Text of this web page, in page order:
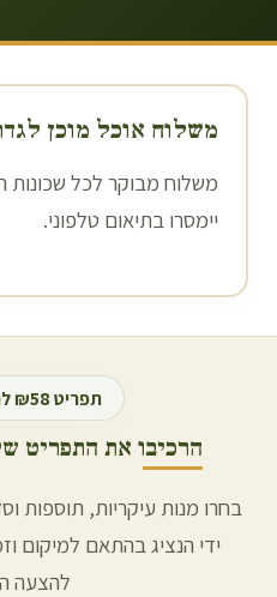
משלוח אוכל מוכן ל
משלוח מבוקר לכל שכונות
יימסרו בתיאום טלפוני.
תפריט ₪58 לתושבי
הרכיבו את התפריט
בחרו מנות עיקריות, תוספות
ידי הנציג בהתאם למיקום
להצעה